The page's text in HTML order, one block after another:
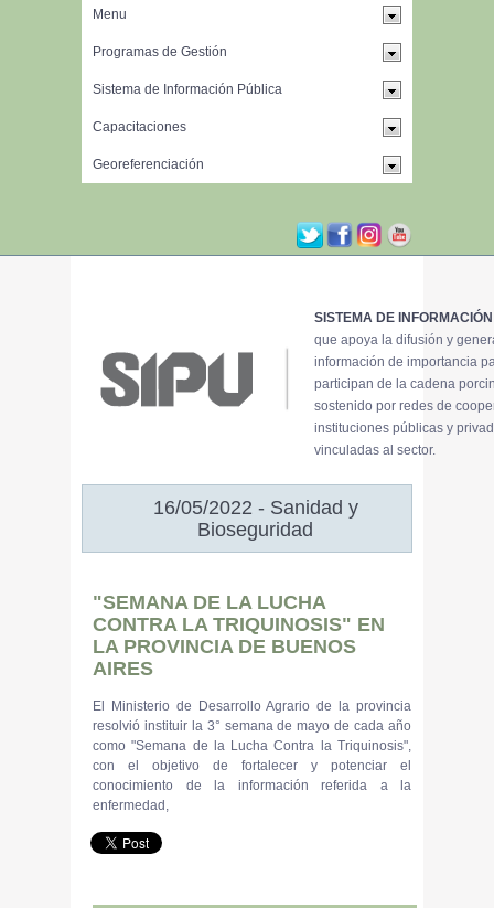
SISTEMA DE
que apoya la difusión y
información de importancia
participan de la cadena
sostenido por redes de
instituciones públicas y
vinculadas al sector.
16/05/2022 - Sanidad y
Bioseguridad
"SEMANA DE LA LUCHA
CONTRA LA TRIQUINOSIS" EN
LA PROVINCIA DE BUENOS
AIRES
El Ministerio de Desarrollo Agrario de la provincia
resolvió instituir la 3° semana de mayo de cada año
como "Semana de la Lucha Contra la Triquinosis",
con el objetivo de fortalecer y potenciar el
conocimiento de la información referida a la
enfermedad,